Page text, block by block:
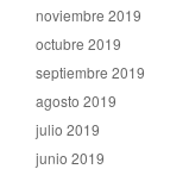
noviembre 2019
octubre 2019
septiembre 2019
agosto 2019
julio 2019
junio 2019